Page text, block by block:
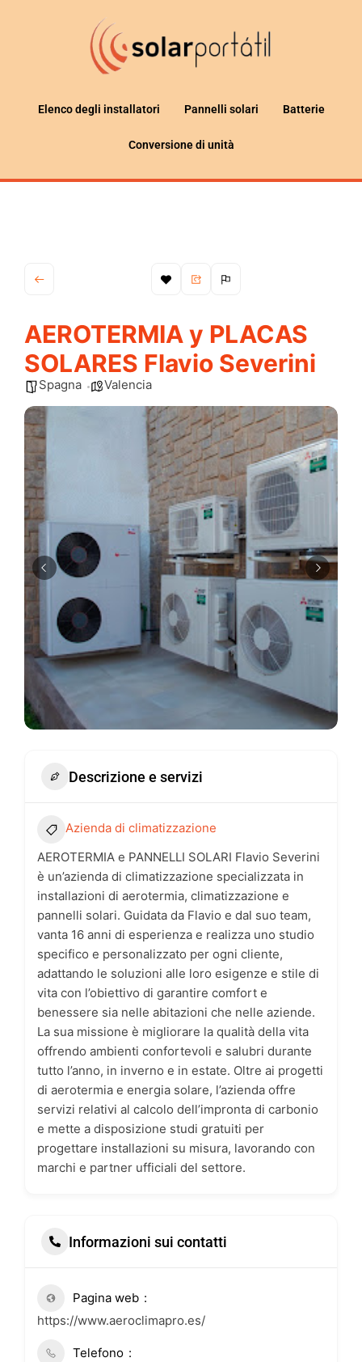
Elenco degli installatori Pannelli solari Batterie
Conversione di unità
AEROTERMIA y PLACAS
SOLARES Flavio Severini
Spagna Valencia
Descrizione e servizi
Azienda di climatizzazione
AEROTERMIA e PANNELLI SOLARI Flavio Severini
è un’azienda di climatizzazione specializzata in
installazioni di aerotermia, climatizzazione e
pannelli solari. Guidata da Flavio e dal suo team,
vanta 16 anni di esperienza e realizza uno studio
specifico e personalizzato per ogni cliente,
adattando le soluzioni alle loro esigenze e stile di
vita con l’obiettivo di garantire comfort e
benessere sia nelle abitazioni che nelle aziende.
La sua missione è migliorare la qualità della vita
offrendo ambienti confortevoli e salubri durante
tutto l’anno, in inverno e in estate. Oltre ai progetti
di aerotermia e energia solare, l’azienda offre
servizi relativi al calcolo dell’impronta di carbonio
e mette a disposizione studi gratuiti per
progettare installazioni su misura, lavorando con
marchi e partner ufficiali del settore.
Informazioni sui contatti
Pagina web
https://www.aeroclimapro.es/
Telefono